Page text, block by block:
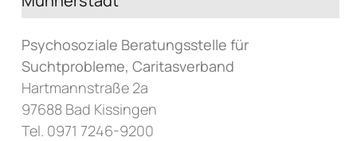
Psychosoziale Beratungsstelle für
Suchtprobleme, Caritasverband
Hartmannstraße 2a
97688 Bad Kissingen
Tel. 0971 7246-9200